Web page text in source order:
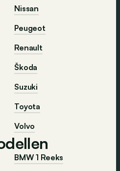
Nissan
Peugeot
Renault
Škoda
Suzuki
Toyota
Volvo
BMW 1 Reeks